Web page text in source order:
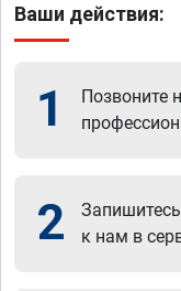
Ваши действия:
1 Позвоните
2
к нам в